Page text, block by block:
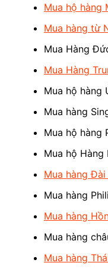
Mua hộ hàng
Mua hàng từ
Mua Hàng
Mua Hàng
Mua hộ hàng
Mua hàng
Mua hộ hàng
Mua hộ Hàng
Mua hàng Đài
Mua hàng
Mua hàng
Mua hàng
Mua hàng